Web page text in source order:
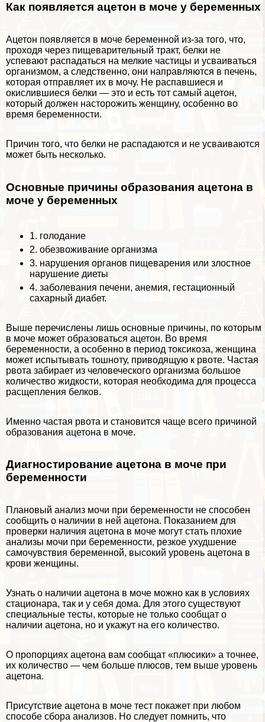
Как появляется ацетон в моче у беременных
Ацетон появляется в моче беременной из-за того, что,
проходя через пищеварительный тpaкт, белки не
успевают распадаться на мелкие частицы и усваиваться
организмом, а следственно, они направляются в печень,
которая отправляет их в мочу. Не распавшиеся и
окислившиеся белки — это и есть тот самый ацетон,
который должен насторожить женщину, особенно во
время беременности.
Причин того, что белки не распадаются и не усваиваются
может быть несколько.
Основные причины образования ацетона в
моче у беременных
1. голодание
2. обезвоживание организма
3. нарушения органов пищеварения или злостное
нарушение диеты
4. заболевания печени, анемия, гестационный
сахарный диабет.
Выше перечислены лишь основные причины, по которым
в моче может образоваться ацетон. Во время
беременности, а особенно в период токсикоза, женщина
может испытывать тошноту, приводящую к рвоте. Частая
рвота забирает из человеческого организма большое
количество жидкости, которая необходима для процесса
расщепления белков.
Именно частая рвота и становится чаще всего причиной
образования ацетона в моче.
Диагностирование ацетона в моче при
беременности
Плановый анализ мочи при беременности не способен
сообщить о наличии в ней ацетона. Показанием для
проверки наличия ацетона в моче могут стать плохие
анализы мочи при беременности, резкое ухудшение
самочувствия беременной, высокий уровень ацетона в
крови женщины.
Узнать о наличии ацетона в моче можно как в условиях
стационара, так и у себя дома. Для этого существуют
специальные тесты, которые не только сообщат о
наличии ацетона, но и укажут на его количество.
О пропорциях ацетона вам сообщат «плюсики» а точнее,
их количество — чем больше плюсов, тем выше уровень
ацетона.
Присутствие ацетона в моче тест покажет при любом
способе сбора анализов. Но следует помнить, что